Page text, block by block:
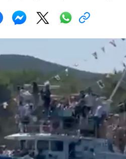
su brodovima bili svirači, što je dodatno
neprekidno održava od 1514. godine.
Pokretanje videa...